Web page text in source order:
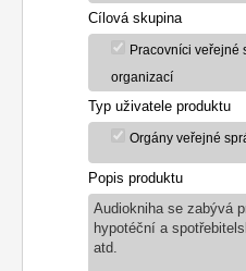
Cílová skupina
Pracovníci veřejné
organizací
Typ uživatele produktu
Orgány veřejné
Popis produktu
Audiokniha se zabývá
hypotéční a
atd.